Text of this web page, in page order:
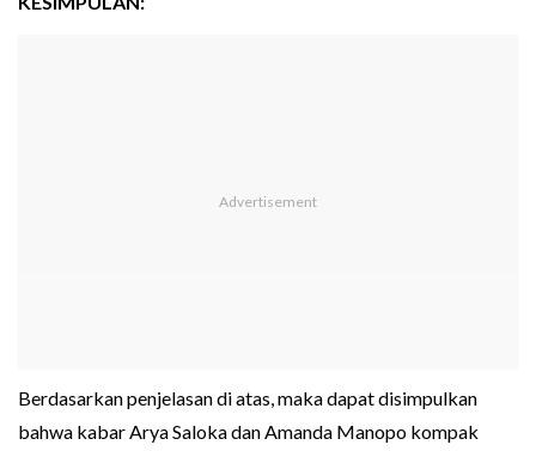
Berdasarkan penjelasan di atas, maka dapat disimpulkan
bahwa kabar Arya Saloka dan Amanda Manopo kompak